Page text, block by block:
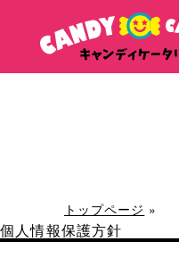
トップページ »
個人情報保護方針